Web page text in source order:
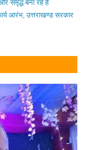
समृद्ध बना रहे हैं
आरंभ, उत्तराखण्ड सरकार